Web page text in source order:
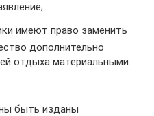
имеют право заменить
дополнительно
отдыха материальными
быть изданы